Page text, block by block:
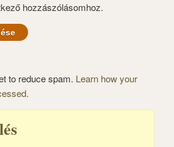
hozzászólásomhoz.
to reduce spam. Learn how your